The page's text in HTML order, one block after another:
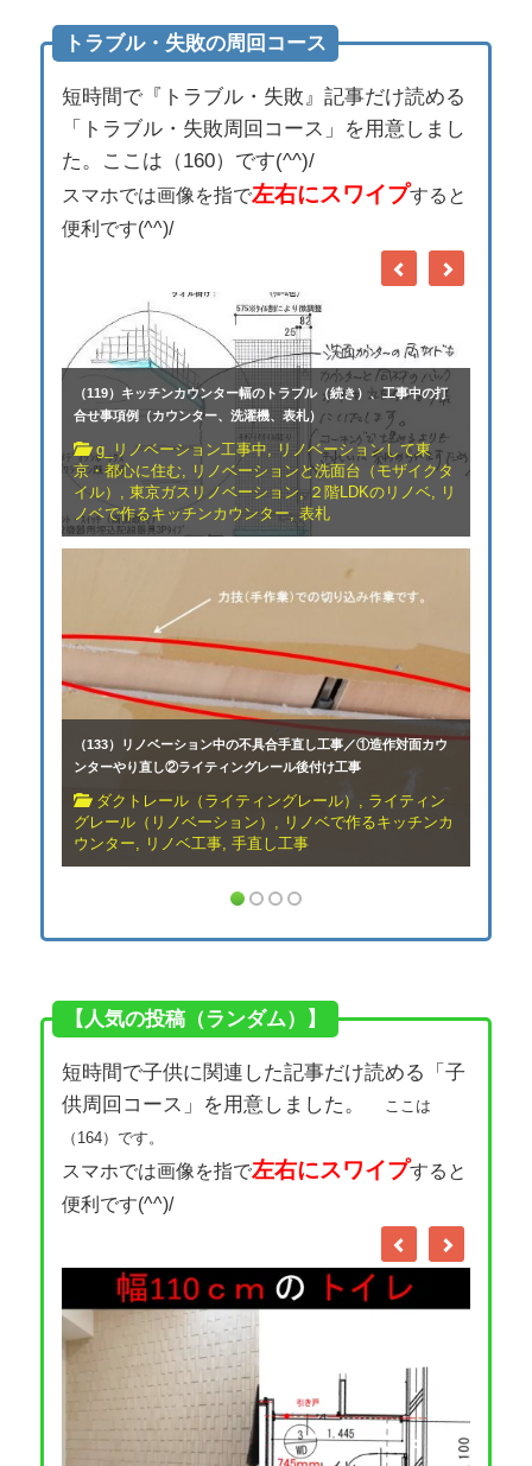
トラブル・失敗の周回コース
短時間で『トラブル・失敗』記事だけ読める
「トラブル・失敗周回コース」を用意しまし
た。ここは（160）です(^^)/
スマホでは画像を指で左右にスワイプすると
便利です(^^)/
（119）キッチンカウンター幅のトラブル（続き）、工事中の打
合せ事項例（カウンター、洗濯機、表札）
g_リノベーション工事中, リノベーションして東
京・都心に住む, リノベーションと洗面台（モザイクタ
イル） , 東京ガスリノベーション, ２階LDKのリノベ, リ
ノベで作るキッチンカウンター, 表札
（133）リノベーション中の不具合手直し工事／①造作対面カウ
ンターやり直し②ライティングレール後付け工事
ダクトレール（ライティングレール） , ライティン
グレール（リノベーション） , リノベで作るキッチンカ
ウンター, リノベ工事, 手直し工事
【人気の投稿（ランダム）】
短時間で子供に関連した記事だけ読める「子
供周回コース」を用意しました。
ここは
（164）です。
スマホでは画像を指で左右にスワイプすると
便利です(^^)/